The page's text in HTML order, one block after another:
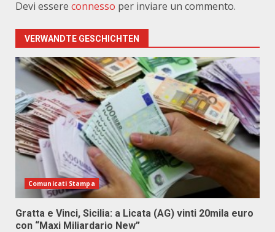
Devi essere connesso per inviare un commento.
VERWANDTE GESCHICHTEN
Comunicati Stampa
Gratta e Vinci, Sicilia: a Licata (AG) vinti 20mila euro
con “Maxi Miliardario New”